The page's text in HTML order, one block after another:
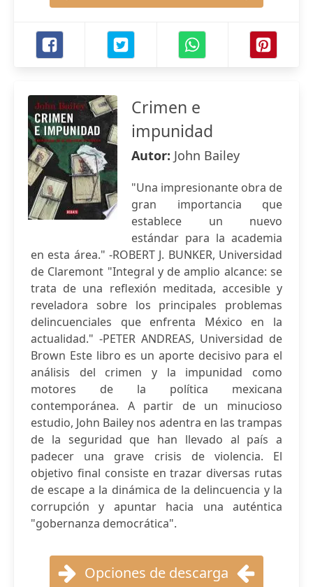
Crimen e
impunidad
Autor: John Bailey
"Una impresionante obra de
gran importancia que
establece un nuevo
estándar para la academia
en esta área." -ROBERT J. BUNKER, Universidad
de Claremont "Integral y de amplio alcance: se
trata de una reflexión meditada, accesible y
reveladora sobre los principales problemas
delincuenciales que enfrenta México en la
actualidad." -PETER ANDREAS, Universidad de
Brown Este libro es un aporte decisivo para el
análisis del crimen y la impunidad como
motores de la política mexicana
contemporánea. A partir de un minucioso
estudio, John Bailey nos adentra en las trampas
de la seguridad que han llevado al país a
padecer una grave crisis de violencia. El
objetivo final consiste en trazar diversas rutas
de escape a la dinámica de la delincuencia y la
corrupción y apuntar hacia una auténtica
"gobernanza democrática".
Opciones de descarga